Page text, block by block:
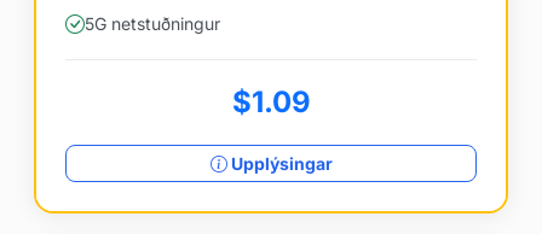
5G netstuðningur
$1.09
Upplýsingar